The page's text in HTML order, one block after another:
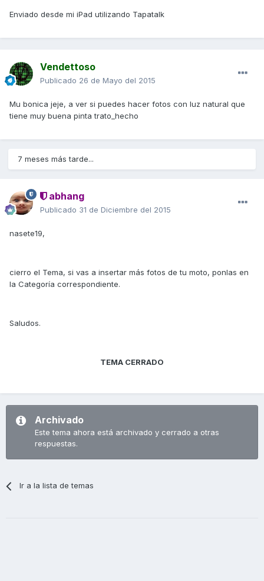
Enviado desde mi iPad utilizando Tapatalk
Vendettoso
Publicado 26 de Mayo del 2015
Mu bonica jeje, a ver si puedes hacer fotos con luz natural que
tiene muy buena pinta trato_hecho
7 meses más tarde...
abhang
Publicado 31 de Diciembre del 2015
nasete19,
cierro el Tema, si vas a insertar más fotos de tu moto, ponlas en
la Categoría correspondiente.
Saludos.
TEMA CERRADO
Archivado
Este tema ahora está archivado y cerrado a otras
respuestas.
Ir a la lista de temas